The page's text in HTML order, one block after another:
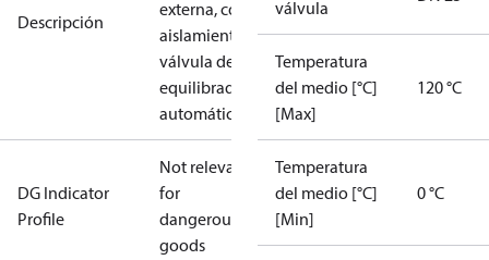
Descripción
externa, con
aislamiento,
válvula de
equilibrado
automático
DG Indicator
Profile
Not relevant
for
dangerous
goods
válvula
Temperatura
del medio [°C]
[Max]
120 °C
Temperatura
del medio [°C]
[Min]
0 °C